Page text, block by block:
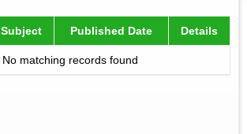
Subject Published Date Details
No matching records found